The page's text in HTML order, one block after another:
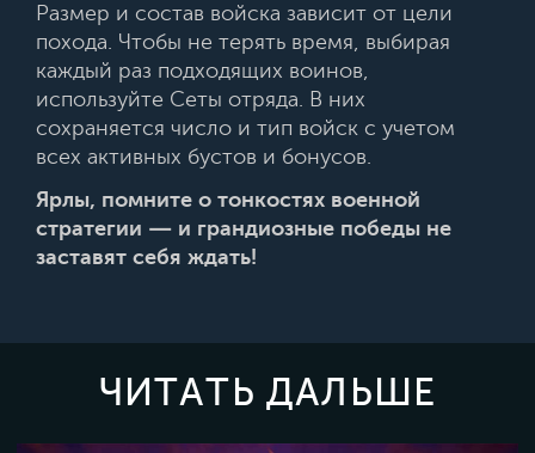
Размер и состав войска зависит от цели
похода. Чтобы не терять время, выбирая
каждый раз подходящих воинов,
используйте Сеты отряда. В них
сохраняется число и тип войск с учетом
всех активных бустов и бонусов.
Ярлы, помните о тонкостях военной
стратегии — и грандиозные победы не
заставят себя ждать!
ЧИТАТЬ ДАЛЬШЕ